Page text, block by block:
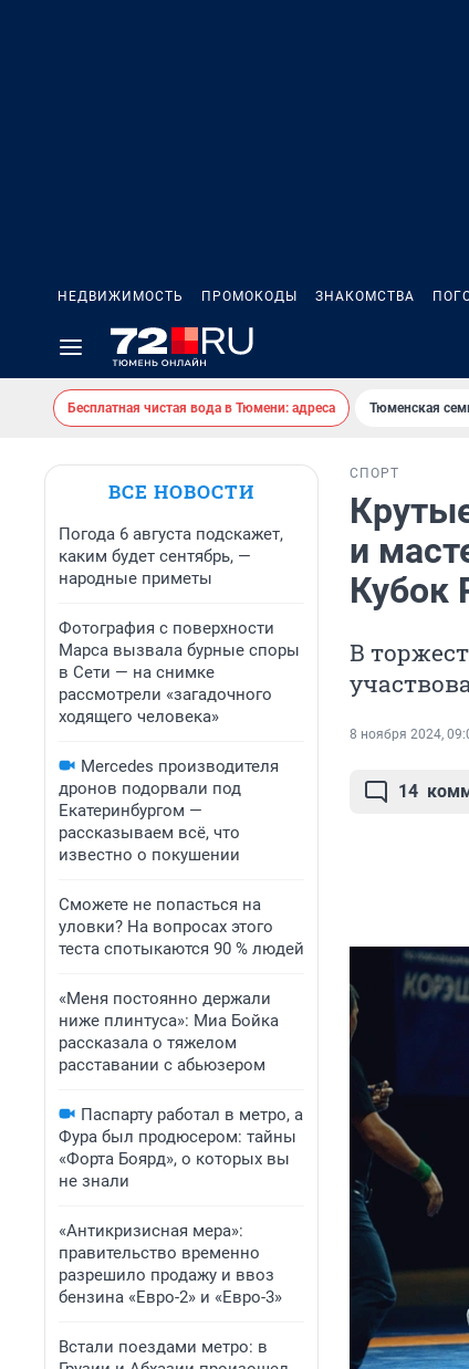
НЕДВИЖИМОСТЬ ПРОМОКОДЫ ЗНАКОМСТВА
Бесплатная чистая вода в Тюмени: адреса Тюменская
ВСЕ НОВОСТИ
Погода 6 августа подскажет,
каким будет сентябрь, —
народные приметы
Фотография с поверхности
Марса вызвала бурные споры
в Сети — на снимке
рассмотрели «загадочного
ходящего человека»
Mercedes производителя
дронов подорвали под
Екатеринбургом —
рассказываем всё, что
известно о покушении
Сможете не попасться на
уловки? На вопросах этого
теста спотыкаются 90 % людей
«Меня постоянно держали
ниже плинтуса»: Миа Бойка
рассказала о тяжелом
расставании с абьюзером
Паспарту работал в метро, а
Фура был продюсером: тайны
«Форта Боярд», о которых вы
не знали
«Антикризисная мера»:
правительство временно
разрешило продажу и ввоз
бензина «Евро-2» и «Евро-3»
Встали поездами метро: в
СПОРТ
и
Кубок
В
8 ноября 2024,
14